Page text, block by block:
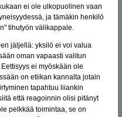
ei ole ulkopuolinen vaan
ja tämäkin henkilö
tihutyön välikappale.
jäljellä: yksilö ei voi valua
oman vapaasti valitun
ei myöskään ole
on etiikan kannalta jotain
tapahtuu liiankin
että reagoinnin olisi pitänyt
pelkkää toimintaa, se on